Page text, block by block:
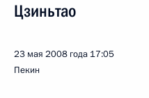
Цзиньтао
23 мая 2008 года 17:05
Пекин